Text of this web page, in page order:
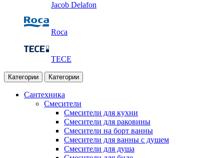
Jacob Delafon
Roca
TECE
Категории Категории
Сантехника
Смесители
Смесители для кухни
Смесители для раковины
Смесители на борт ванны
Смесители для ванны с душем
Смесители для душа